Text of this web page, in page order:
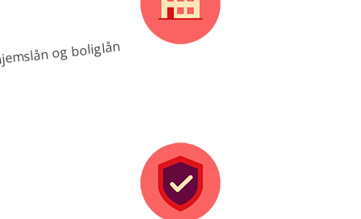
og boliglån